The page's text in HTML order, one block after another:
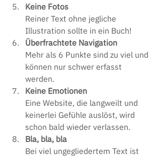
Keine Fotos
Reiner Text ohne jegliche
Illustration sollte in ein Buch!
Überfrachtete Navigation
Mehr als 6 Punkte sind zu viel und
können nur schwer erfasst
werden.
Keine Emotionen
Eine Website, die langweilt und
keinerlei Gefühle auslöst, wird
schon bald wieder verlassen.
Bla, bla, bla
Bei viel ungegliedertem Text ist